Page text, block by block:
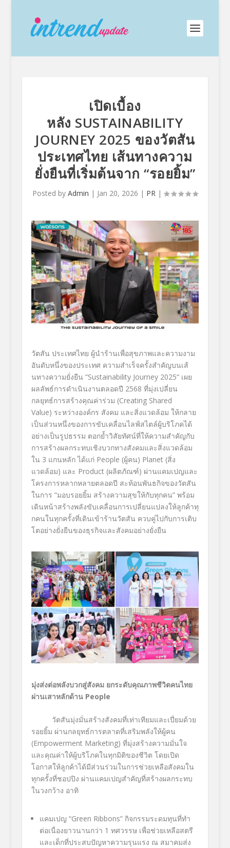
เปิดเบื้อง
หลัง SUSTAINABILITY
JOURNEY 2025 ของวัตสัน
ประเทศไทย เส้นทางความ
ยั่งยืนที่เริ่มต้นจาก “รอยยิ้ม”
Posted by Admin | Jan 20, 2026 | PR|
วัตสัน ประเทศไทย ผู้นำร้านเพื่อสุขภาพและความงาม
อันดับหนึ่งของประเทศ ความสำเร็จครั้งสำคัญบนเส้
นทางความยั่งยืน “Sustainability Journey 2025“ เผย
ผลลัพธ์การดำเนินงานตลอดปี 2568 ที่มุ่งเปลี่ยน
กลยุทธ์การสร้างคุณค่าร่วม (Creating Shared
Value) ระหว่างองค์กร สังคม และสิ่งแวดล้อม ให้กลาย
เป็นส่วนหนึ่งของการขับเคลื่อนไลฟ์สไตล์ผู้บริโภคได้
อย่างเป็นรูปธรรม ตอกย้ำวิสัยทัศน์ที่ให้ความสำคัญกับ
การสร้างผลกระทบเชิงบวกทางสังคมและสิ่งแวดล้อม
ใน 3 แกนหลัก ได้แก่ People (ผู้คน) Planet (สิ่ง
แวดล้อม) และ Product (ผลิตภัณฑ์) ผ่านแคมเปญและ
โครงการหลากหลายตลอดปี สะท้อนพันธกิจของวัตสัน
ในการ “มอบรอยยิ้ม สร้างความสุขให้กับทุกคน” พร้อม
เดินหน้าสร้างพลังขับเคลื่อนการเปลี่ยนแปลงให้ลูกค้าทุ
กคนในทุกครั้งที่เดินเข้าร้านวัตสัน ควบคู่ไปกับการเติบ
โตอย่างยั่งยืนของธุรกิจและสังคมอย่างยั่งยืน
มุ่งส่งต่อพลังบวกสู่สังคม ยกระดับคุณภาพชีวิตคนไทย
ผ่านเสาหลักด้าน People
วัตสันมุ่งมั่นสร้างสังคมที่เท่าเทียมและเปี่ยมด้วย
รอยยิ้ม ผ่านกลยุทธ์การตลาดที่เสริมพลังให้ผู้คน
(Empowerment Marketing) ที่มุ่งสร้างความมั่นใจ
และคุณค่าให้ผู้บริโภคในทุกมิติของชีวิต โดยเปิด
โอกาสให้ลูกค้าได้มีส่วนร่วมในการช่วยเหลือสังคมใน
ทุกครั้งที่ชอปปิง ผ่านแคมเปญสำคัญที่สร้างผลกระทบ
ในวงกว้าง อาทิ
แคมเปญ “Green Ribbons”กิจกรรมระดมทุนที่ทำ
ต่อเนื่องยาวนานกว่า 1 ทศวรรษ เพื่อช่วยเหลือสตรี
และเด็กที่ประสบปัญหาความรุนแรง ณ สมาคมส่ง